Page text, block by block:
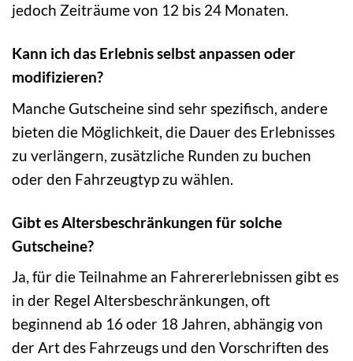
jedoch Zeiträume von 12 bis 24 Monaten.
Kann ich das Erlebnis selbst anpassen oder
modifizieren?
Manche Gutscheine sind sehr spezifisch, andere
bieten die Möglichkeit, die Dauer des Erlebnisses
zu verlängern, zusätzliche Runden zu buchen
oder den Fahrzeugtyp zu wählen.
Gibt es Altersbeschränkungen für solche
Gutscheine?
Ja, für die Teilnahme an Fahrererlebnissen gibt es
in der Regel Altersbeschränkungen, oft
beginnend ab 16 oder 18 Jahren, abhängig von
der Art des Fahrzeugs und den Vorschriften des